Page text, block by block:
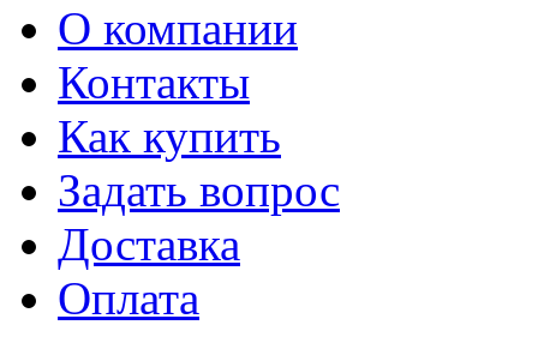
О компании
Контакты
Как купить
Задать вопрос
Доставка
Оплата